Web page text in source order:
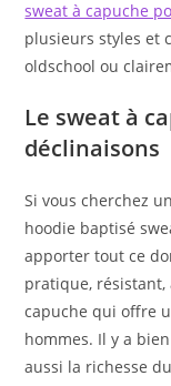
sweat à capuche
plusieurs styles et
oldschool ou
Le sweat à
déclinaisons
Si vous cherchez
hoodie baptisé
apporter tout ce
pratique, résistant,
capuche qui offre
hommes. Il y a
aussi la richesse